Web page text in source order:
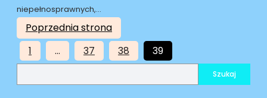
niepełnosprawnych,…
Poprzednia strona
1
… 37 38
39
e
Szukaj